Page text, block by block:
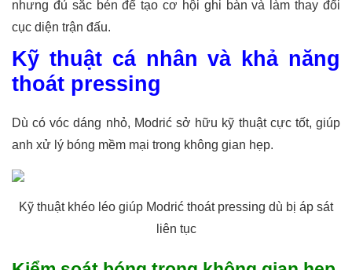
nhưng đủ sắc bén để tạo cơ hội ghi bàn và làm thay đổi
cục diện trận đấu.
Kỹ thuật cá nhân và khả năng
thoát pressing
Dù có vóc dáng nhỏ, Modrić sở hữu kỹ thuật cực tốt, giúp
anh xử lý bóng mềm mại trong không gian hẹp.
Kỹ thuật khéo léo giúp Modrić thoát pressing dù bị áp sát
liên tục